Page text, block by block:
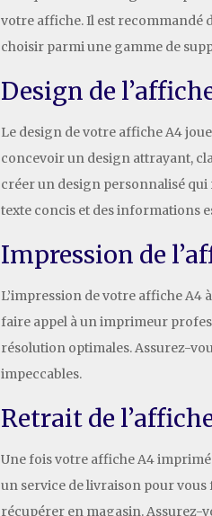
votre affiche. Il est recommandé
choisir parmi une gamme de
Design de
Le design de votre affiche A4
concevoir un design attrayant,
créer un design personnalisé qui
texte concis et des informations
Impression de
L’impression de votre affiche
faire appel à un imprimeur
résolution optimales. Assurez-
impeccables.
Retrait de
Une fois votre affiche A4
un service de livraison pour vous
récupérer en magasin. Assurez-